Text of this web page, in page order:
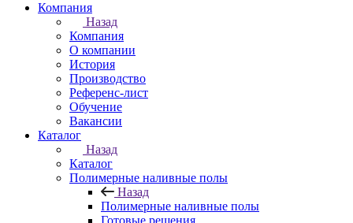
Компания
Назад
Компания
О компании
История
Производство
Референс-лист
Обучение
Вакансии
Каталог
Назад
Каталог
Полимерные наливные полы
Назад
Полимерные наливные полы
Готовые решения